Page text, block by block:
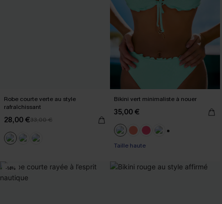
Robe courte verte au style
rafraîchissant
28,00 €33,00 €
Bikini vert minimaliste à nouer
35,00 €
Taille haute
-14%